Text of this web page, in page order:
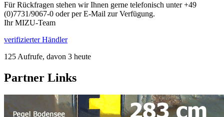
Für Rückfragen stehen wir Ihnen gerne telefonisch unter +49
(0)7731/9067-0 oder per E-Mail zur Verfügung.
Ihr MIZU-Team
verifizierter Händler
125 Aufrufe, davon 3 heute
Partner Links